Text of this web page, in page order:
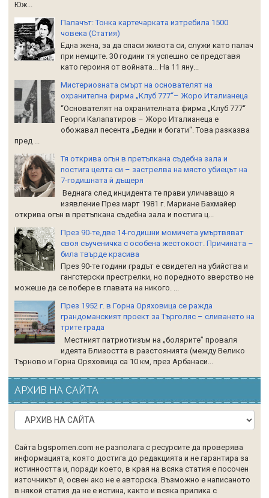
Юж...
Палачът: Тонка картечарката изтребила 1500
човека (Статия)
Една жена, за да спаси живота си, служи като палач
при немците. 30 години тя успешно се представя
като героиня от войната... На 11 яну...
Мистериозната смърт на основателят на
охранителна фирма „Клуб 777“– Жоро Италианеца
“Основателят на охранителната фирма „Клуб 777“
Георги Калапатиров – Жоро Италианеца е
обожавал песента „Бедни и богати“. Това разказва
пред ...
Тя открива огън в претъпкана съдебна зала и
постига целта си – застрелва на място убиецът на
7-годишната й дъщеря
Веднага след инцидента те прави уличаващо я
изявление През март 1981 г. Мариане Бахмайер
открива огън в претъпкана съдебна зала и постига ц...
През 90-те,две 14-годишни момичета умъртвяват
своя съученичка с особена жестокост. Причината –
била твърде красива
През 90-те години градът е свидетел на убийства и
гангстерски престрелки, но поредното зверство не
можеше да се побере в главата на никого. ...
През 1952 г. в Горна Оряховица се ражда
грандоманският проект за Търголяс – сливането на
трите града
Местният патриотизъм на „болярите” проваля
идеята Близостта в разстоянията (между Велико
Търново и Горна Оряховица са 10 км, през Арбанаси...
АРХИВ НА САЙТА
Сайта bgspomen.com не разполага с ресурсите да проверява
информацията, която достига до редакцията и не гарантира за
истинността и, поради което, в края на всяка статия е посочен
източникът й, освен ако не е авторска. Възможно е написаното
в някой статия да не е истина, както и всяка прилика с